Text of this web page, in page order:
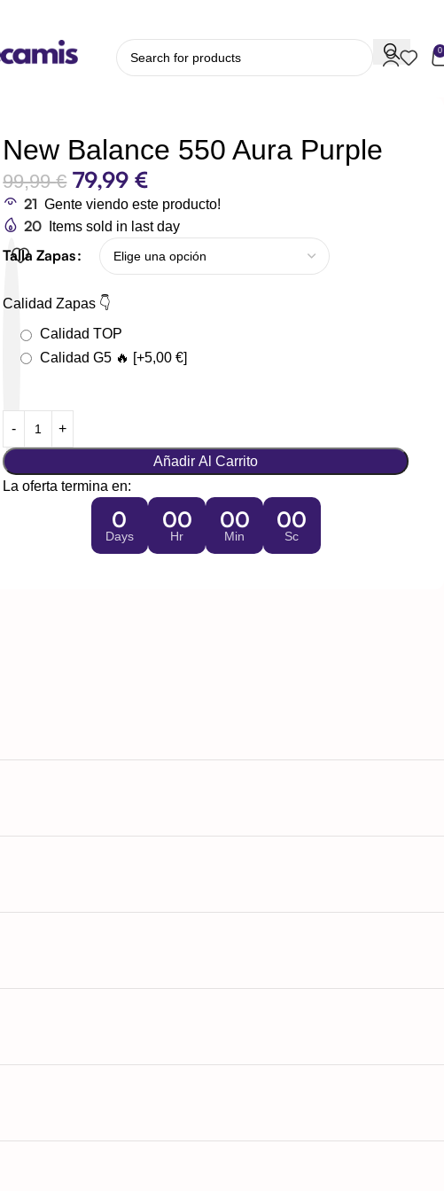
0
New Balance 550 Aura Purple
99,99€ 79,99€
21 Gente viendo este producto!
20 Items sold in last day
Talla Zapas
Calidad Zapas 👇
Calidad TOP
Calidad G5 🔥 [+5,00 €]
Añadir Al Carrito
La oferta termina en:
0
Days
00
Hr
00
Min
00
Sc